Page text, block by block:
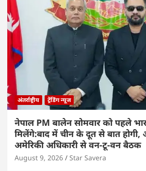
अंतर्राष्ट्रीय ट्रेंडिंग न्यूज
नेपाल PM बालेन सोमवार को पहले
मिलेंगे:बाद में चीन के दूत से बात होगी,
अमेरिकी अधिकारी से वन-टू-वन बैठक
August 9, 2026 Star Savera